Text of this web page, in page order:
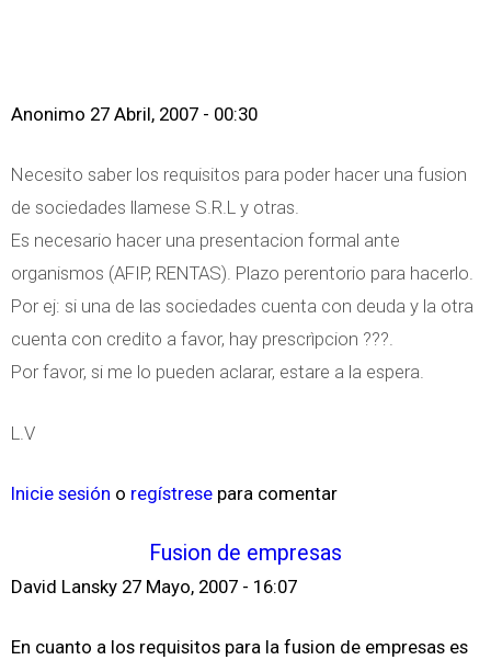
Anonimo 27 Abril, 2007 - 00:30
Necesito saber los requisitos para poder hacer una fusion
de sociedades llamese S.R.L y otras.
Es necesario hacer una presentacion formal ante
organismos (AFIP, RENTAS). Plazo perentorio para hacerlo.
Por ej: si una de las sociedades cuenta con deuda y la otra
cuenta con credito a favor, hay prescrìpcion ???.
Por favor, si me lo pueden aclarar, estare a la espera.
L.V
Inicie sesión o regístrese para comentar
Fusion de empresas
David Lansky 27 Mayo, 2007 - 16:07
En cuanto a los requisitos para la fusion de empresas es